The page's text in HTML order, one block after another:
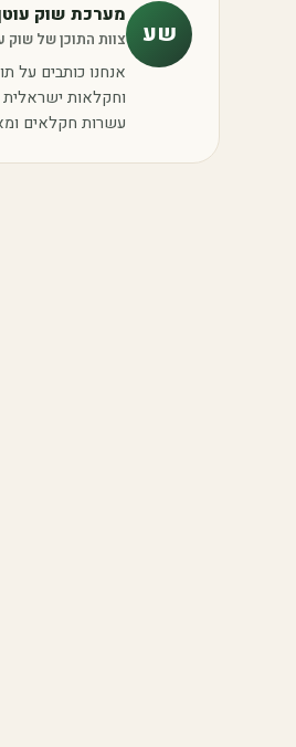
שע
מערכת שוק
צוות התוכן של שוק
אנחנו כותבים על
וחקלאות ישראלית
עשרות חקלאים